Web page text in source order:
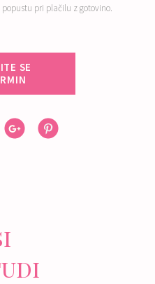
pri plačilu z gotovino.
SE